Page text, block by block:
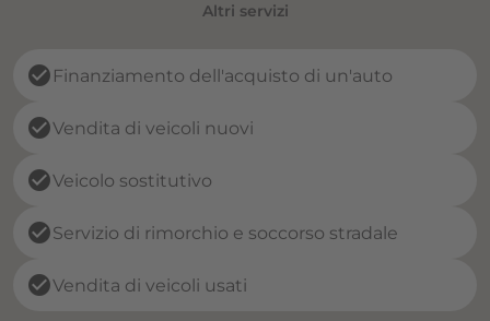
Altri servizi
check_circle Finanziamento dell'acquisto di un'auto
check_circleVendita di veicoli nuovi
check_circleVeicolo sostitutivo
check_circleServizio di rimorchio e soccorso stradale
check_circleVendita di veicoli usati